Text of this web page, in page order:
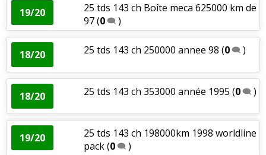
19/20
25 tds 143 ch Boîte meca 625000 km de
97(0 )
18/20 25 tds 143 ch 250000 annee 98 (0 )
18/20 25 tds 143 ch 353000 année 1995 (0 )
19/20
25 tds 143 ch 198000km 1998 worldline
pack(0 )